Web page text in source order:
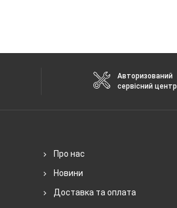
Авторизований
сервісний центр
Про нас
Новини
Доставка та оплата